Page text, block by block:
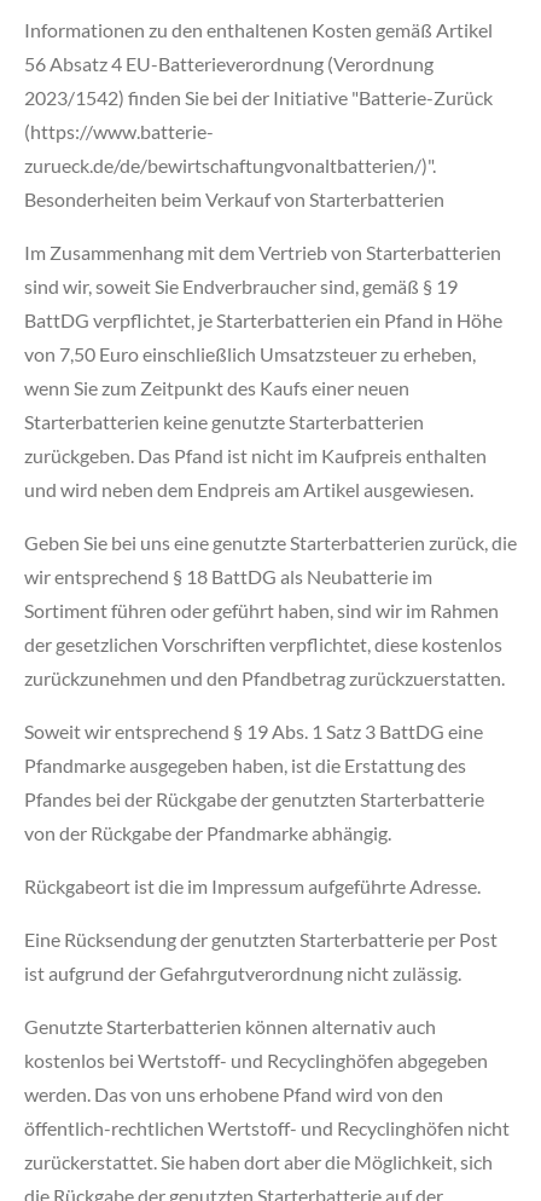
Informationen zu den enthaltenen Kosten gemäß Artikel
56 Absatz 4 EU-Batterieverordnung (Verordnung
2023/1542) finden Sie bei der Initiative "Batterie-Zurück
(https://www.batterie-
zurueck.de/de/bewirtschaftungvonaltbatterien/)".
Besonderheiten beim Verkauf von Starterbatterien
Im Zusammenhang mit dem Vertrieb von Starterbatterien
sind wir, soweit Sie Endverbraucher sind, gemäß § 19
BattDG verpflichtet, je Starterbatterien ein Pfand in Höhe
von 7,50 Euro einschließlich Umsatzsteuer zu erheben,
wenn Sie zum Zeitpunkt des Kaufs einer neuen
Starterbatterien keine genutzte Starterbatterien
zurückgeben. Das Pfand ist nicht im Kaufpreis enthalten
und wird neben dem Endpreis am Artikel ausgewiesen.
Geben Sie bei uns eine genutzte Starterbatterien zurück, die
wir entsprechend § 18 BattDG als Neubatterie im
Sortiment führen oder geführt haben, sind wir im Rahmen
der gesetzlichen Vorschriften verpflichtet, diese kostenlos
zurückzunehmen und den Pfandbetrag zurückzuerstatten.
Soweit wir entsprechend § 19 Abs. 1 Satz 3 BattDG eine
Pfandmarke ausgegeben haben, ist die Erstattung des
Pfandes bei der Rückgabe der genutzten Starterbatterie
von der Rückgabe der Pfandmarke abhängig.
Rückgabeort ist die im Impressum aufgeführte Adresse.
Eine Rücksendung der genutzten Starterbatterie per Post
ist aufgrund der Gefahrgutverordnung nicht zulässig.
Genutzte Starterbatterien können alternativ auch
kostenlos bei Wertstoff- und Recyclinghöfen abgegeben
werden. Das von uns erhobene Pfand wird von den
öffentlich-rechtlichen Wertstoff- und Recyclinghöfen nicht
zurückerstattet. Sie haben dort aber die Möglichkeit, sich
die Rückgabe der genutzten Starterbatterie auf der